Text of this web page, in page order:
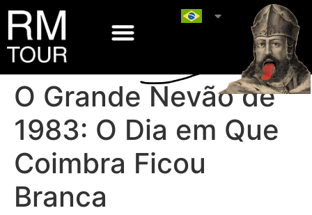
O Grande Nevão de
1983: O Dia em Que
Coimbra Ficou
Branca